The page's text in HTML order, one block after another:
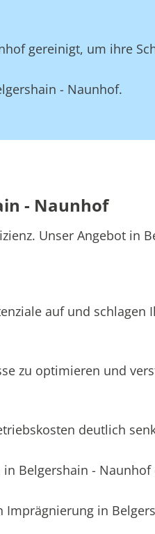
gereinigt, um ihre
- Naunhof.
- Naunhof
Unser Angebot in
auf und schlagen
zu optimieren und
deutlich
Belgershain -
Imprägnierung in